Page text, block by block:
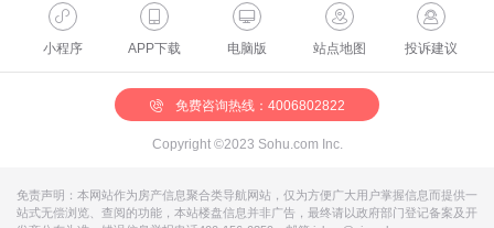
光舞跃墅，以首层建面约109㎡跃墅为例，首层南向
约10.3米三面宽，超大窗墙比，三大观景飘窗，两大
南向卧室，主要家庭成员均能保证相当优越的南向舒
地下空间南北双采光井，双向自然采光通风，地下空
间地上化，所有美好趋光生长。
绿城·朗月和风 新航城世界映
怀柔国贤府
缦合北京
懋源·騴橒臺
北京城建·文华知筑
北京城建·和知筑|铂瑞
北京建工·嘉棠雅序
国樾天颂
北京楼盘
石景山楼盘
昌平楼盘
大兴楼盘
房山楼盘
朝阳楼盘
通州楼盘
桃源新都孔雀城 华银天鹅湖
温泉新都孔雀城
中海北京世家
燕都古城·和园
中冶兴隆新城·红石郡
路劲阳光城
富力和园
小程序 APP下载 电脑版 站点地图 投诉建议
免费咨询热线：4006802822
Copyright ©2023 Sohu.com Inc.
免责声明：本网站作为房产信息聚合类导航网站，仅为方便广大用户掌握信息而提供一
站式无偿浏览、查阅的功能，本站楼盘信息并非广告，最终请以政府部门登记备案及开